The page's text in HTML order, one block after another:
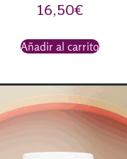
16,50€
Añadir al carrito